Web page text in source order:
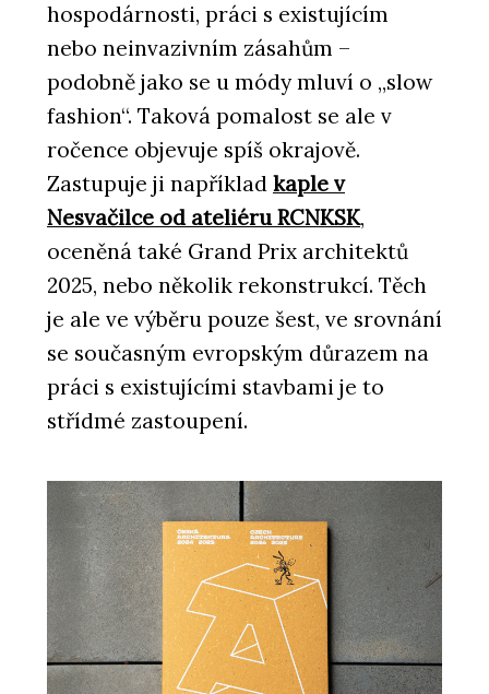
ČLÁNKY
Tropická džungle pod střechou: jak
mění architekturu zelená atria
PRODUKTY
Zelené fasády - Jungle Interiors
PRODUKTY
Zelená atria Jungle House - Jungle
Interiors
hospodárnosti, práci s existujícím
nebo neinvazivním zásahům –
podobně jako se u módy mluví o „slow
fashion“. Taková pomalost se ale v
ročence objevuje spíš okrajově.
Zastupuje ji například kaple v
Nesvačilce od ateliéru RCNKSK,
oceněná také Grand Prix architektů
2025, nebo několik rekonstrukcí. Těch
je ale ve výběru pouze šest, ve srovnání
se současným evropským důrazem na
práci s existujícími stavbami je to
střídmé zastoupení.